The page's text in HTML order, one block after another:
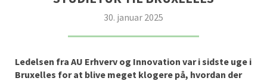
30. januar 2025
Ledelsen fra AU Erhverv og Innovation var i sidste uge i
Bruxelles for at blive meget klogere på, hvordan der